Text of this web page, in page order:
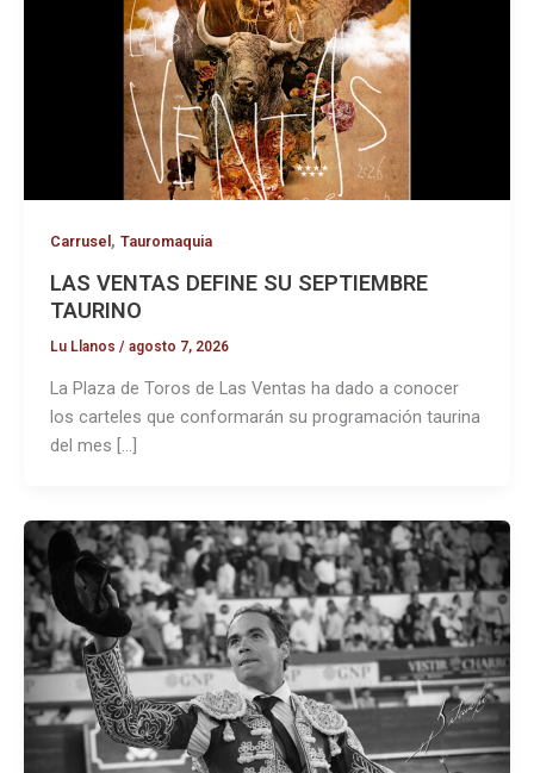
Carrusel , Tauromaquia
LAS VENTAS DEFINE SU SEPTIEMBRE
TAURINO
Lu Llanos / agosto 7, 2026
La Plaza de Toros de Las Ventas ha dado a conocer
los carteles que conformarán su programación taurina
del mes […]